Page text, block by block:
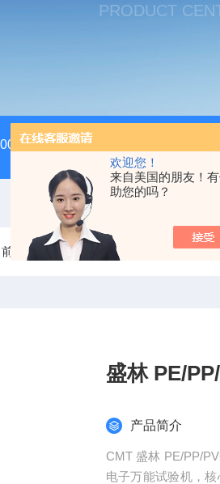
欢迎您！
来自美国的朋友！
助您的吗？
PRODUCT
吨螺栓拉伸试验机
位置： 首页 产品中心 电子万
盛林 PE/
产品简介
CMT 盛林 PE/PP/
电子万能试验机，